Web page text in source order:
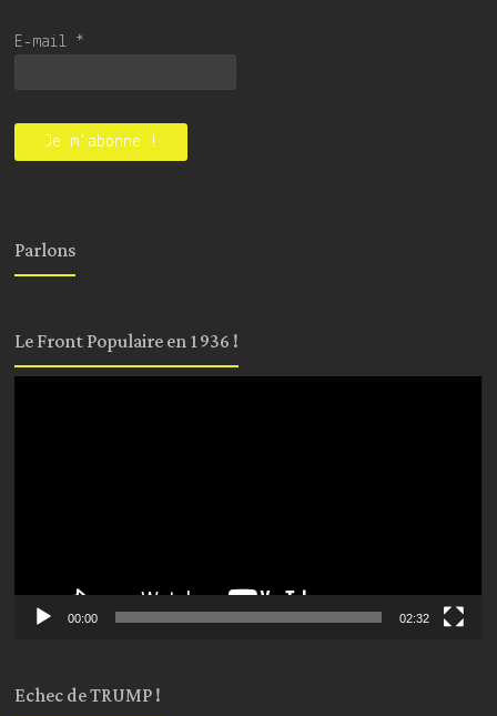
E-mail *
Parlons
Le Front Populaire en 1936 !
00:00 02:32
Echec de TRUMP !